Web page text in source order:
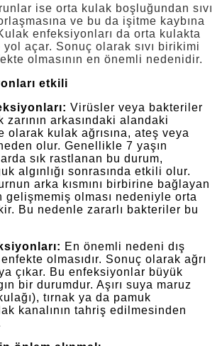
ise orta kulak boşluğundan sıvı
ve bu da işitme kaybına
enfeksiyonları da orta kulakta
yol açar. Sonuç olarak sıvı birikimi
olmasının en önemli nedenidir.
etkili
Virüsler veya bakteriler
zarının arkasındaki alandaki
olarak kulak ağrısına, ateş veya
olur. Genellikle 7 yaşın
sık rastlanan bu durum,
algınlığı sonrasında etkili olur.
arka kısmını birbirine bağlayan
olması nedeniyle orta
Bu nedenle zararlı bakteriler bu
En önemli nedeni dış
olmasıdır. Sonuç olarak ağrı
çıkar. Bu enfeksiyonlar büyük
bir durumdur. Aşırı suya maruz
tırnak ya da pamuk
kanalının tahriş edilmesinden